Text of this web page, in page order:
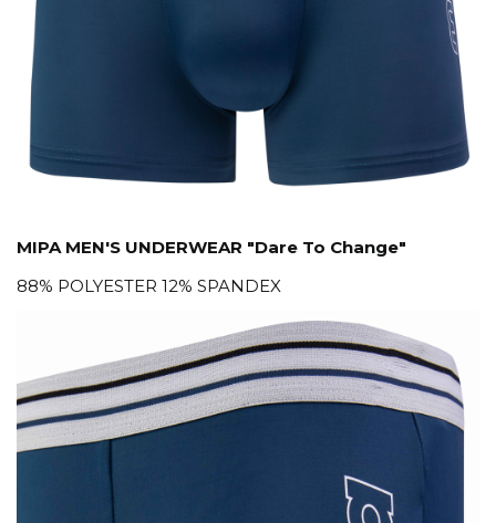
MIPA MEN'S UNDERWEAR "Dare To Change"
88% POLYESTER 12% SPANDEX